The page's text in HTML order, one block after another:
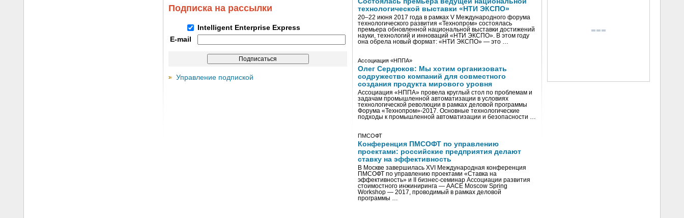
Подписка на рассылки
Intelligent Enterprise Express
E-mail
Управление подпиской
технологической выставки «НТИ ЭКСПО»
20–22 июня 2017 года в рамках V Международного форума
технологического развития «Технопром» состоялась
премьера обновленной национальной выставки достижений
науки, технологий и инноваций «НТИ ЭКСПО». В этом году
она обрела новый формат: «НТИ ЭКСПО» — это …
Ассоциация «НППА»
Олег Сердюков: Мы хотим организовать
содружество компаний для совместного
создания продукта мирового уровня
Ассоциация «НППА» провела круглый стол по проблемам и
задачам промышленной автоматизации в условиях
технологической революции в рамках деловой программы
Форума «Технопром»-2017. Основные технологические
подходы к промышленной автоматизации и безопасности …
ПМСОФТ
Конференция ПМСОФТ по управлению
проектами: российские предприятия делают
ставку на эффективность
В Москве завершилась XVI Международная конференция
ПМСОФТ по управлению проектами «Ставка на
эффективность» и II бизнес-семинар Ассоциации развития
стоимостного инжиниринга — AACE Moscow Spring
Workshop — 2017, проводимый в рамках деловой
программы …